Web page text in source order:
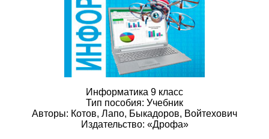
Информатика 9 класс
Тип пособия: Учебник
Авторы: Котов, Лапо, Быкадоров, Войтехович
Издательство: «Дрофа»